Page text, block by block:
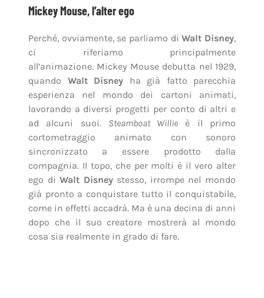
Mickey Mouse, l’alter ego
Perché, ovviamente, se parliamo diWalt Disney,
ci riferiamo principalmente
all’animazione. Mickey Mouse debutta nel 1929,
quando Walt Disney ha già fatto parecchia
esperienza nel mondo dei cartoni animati,
lavorando a diversi progetti per conto di altri e
ad alcuni suoi. Steamboat Willie è il primo
cortometraggio animato con sonoro
sincronizzato a essere prodotto dalla
compagnia. Il topo, che per molti è il vero alter
ego diWalt Disneystesso, irrompe nel mondo
già pronto a conquistare tutto il conquistabile,
come in effetti accadrà. Ma è una decina di anni
dopo che il suo creatore mostrerà al mondo
cosa sia realmente in grado di fare.